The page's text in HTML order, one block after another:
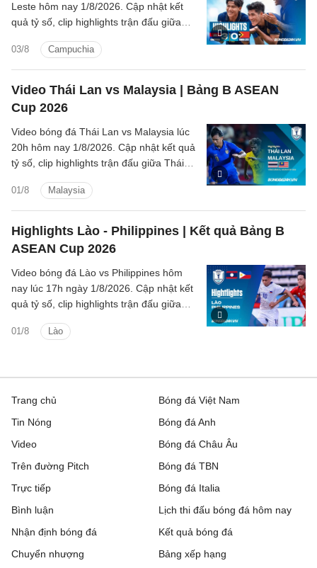
03/8 Campuchia
Leste hôm nay 1/8/2026. Cập nhật kết
quả tỷ số, clip highlights trận đấu giữa
ASEAN Cup 2026).
Video Thái Lan vs Malaysia | Bảng B ASEAN
Cup 2026
01/8 Malaysia
Video bóng đá Thái Lan vs Malaysia lúc
20h hôm nay 1/8/2026. Cập nhật kết quả
tỷ số, clip highlights trận đấu giữa Thái
2026).
Highlights Lào - Philippines | Kết quả Bảng B
ASEAN Cup 2026
01/8 Lào
Video bóng đá Lào vs Philippines hôm
nay lúc 17h ngày 1/8/2026. Cập nhật kết
quả tỷ số, clip highlights trận đấu giữa
2026).
Trang chủ
Tin Nóng
Video
Trên đường Pitch
Trực tiếp
Bóng đá Việt Nam
Bóng đá Anh
Bóng đá Châu Âu
Bóng đá TBN
Bóng đá Italia
Bình luận
Nhận định bóng đá
Chuyển nhượng
Lịch thi đấu bóng đá hôm nay
Kết quả bóng đá
Bảng xếp hạng